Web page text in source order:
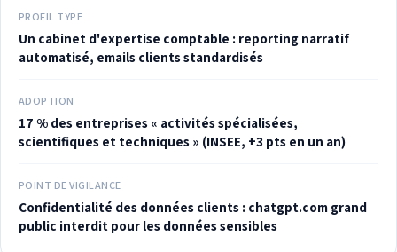
PROFIL TYPE
Un cabinet d'expertise comptable : reporting narratif
automatisé, emails clients standardisés
ADOPTION
17 % des entreprises « activités spécialisées,
scientifiques et techniques » (INSEE, +3 pts en un an)
POINT DE VIGILANCE
Confidentialité des données clients : chatgpt.com grand
public interdit pour les données sensibles